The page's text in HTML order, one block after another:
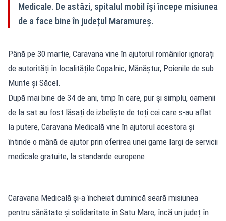
Medicale. De astăzi, spitalul mobil își începe misiunea
de a face bine în județul Maramureș.
Până pe 30 martie, Caravana vine în ajutorul românilor ignorați
de autorități în localitățile Copalnic, Mănăștur, Poienile de sub
Munte și Săcel.
După mai bine de 34 de ani, timp în care, pur și simplu, oamenii
de la sat au fost lăsați de izbeliște de toți cei care s-au aflat
la putere, Caravana Medicală vine în ajutorul acestora și
întinde o mână de ajutor prin oferirea unei game largi de servicii
medicale gratuite, la standarde europene.
Caravana Medicală și-a încheiat duminică seară misiunea
pentru sănătate și solidaritate în Satu Mare, încă un județ în